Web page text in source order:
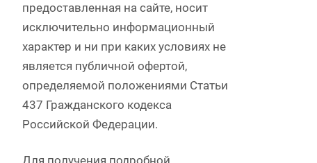
предоставленная на сайте, носит
исключительно информационный
характер и ни при каких условиях не
является публичной офертой,
определяемой положениями Статьи
437 Гражданского кодекса
Российской Федерации.
Для получения подробной